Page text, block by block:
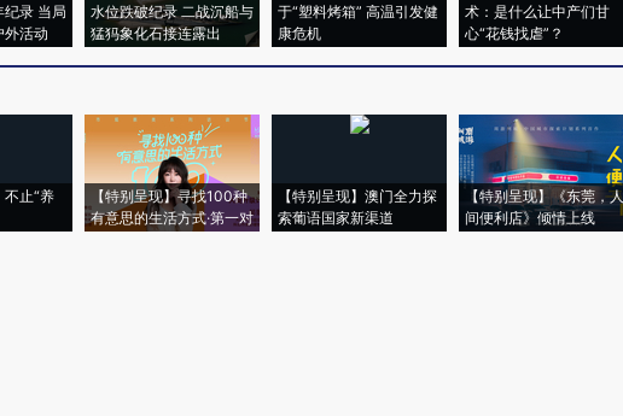
录 当局
外活动
水位跌破纪录 二战沉船与
猛犸象化石接连露出
于“塑料烤箱” 高温引发健
康危机
术：是什么让中产们甘
心“花钱找虐”？
不止“养
【特别呈现】寻找100种
有意思的生活方式·第一对
【特别呈现】澳门全力探
索葡语国家新渠道
【特别呈现】《东莞，人
间便利店》倾情上线